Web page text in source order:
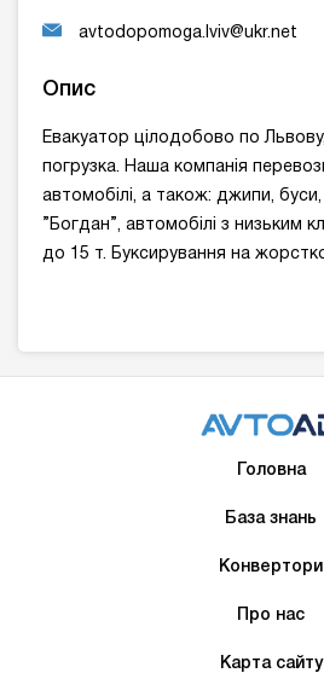
avtodopomoga.lviv@ukr.net
Опис
Евакуатор цілодобово по
погрузка. Наша компанія
автомобілі, а також: джипи, буси,
”Богдан”, автомобілі з низьким
до 15 т. Буксирування на
Головна
База знань
Конвертори
Про нас
Карта сайту